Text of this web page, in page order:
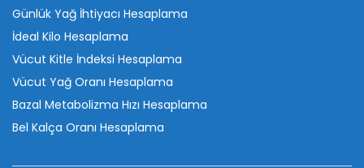
Günlük Yağ İhtiyacı Hesaplama
İdeal Kilo Hesaplama
Vücut Kitle İndeksi Hesaplama
Vücut Yağ Oranı Hesaplama
Bazal Metabolizma Hızı Hesaplama
Bel Kalça Oranı Hesaplama